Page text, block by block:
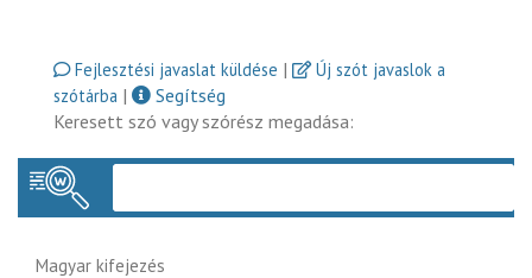
Fejlesztési javaslat küldése |
Új szót javaslok a
szótárba |
Segítség
Keresett szó vagy szórész megadása:
Magyar kifejezés